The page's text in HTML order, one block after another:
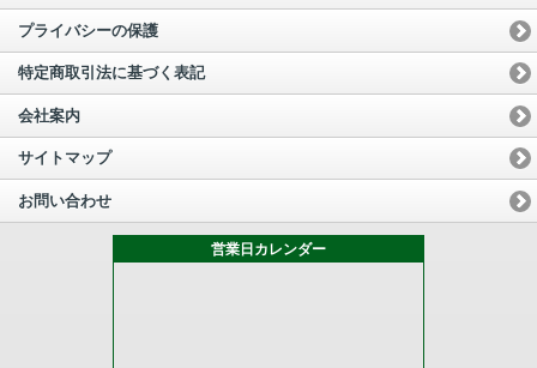
プライバシーの保護
特定商取引法に基づく表記
会社案内
サイトマップ
お問い合わせ
営業日カレンダー